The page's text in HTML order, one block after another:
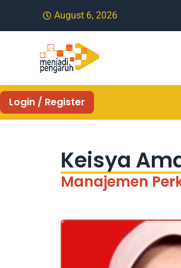
August 6, 2026
Login / Register
Keisya
Manajemen